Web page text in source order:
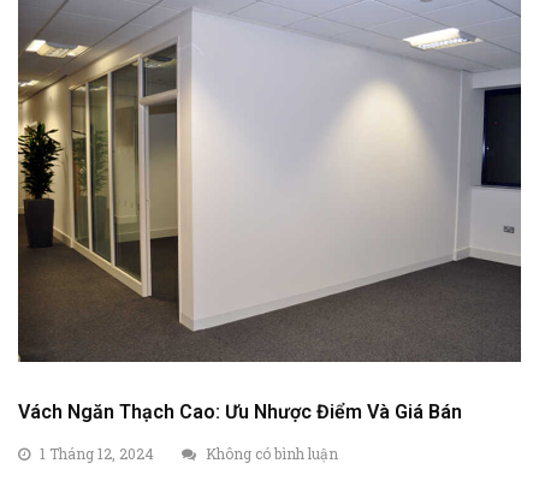
Vách Ngăn Thạch Cao: Ưu Nhược Điểm Và Giá Bán
1 Tháng 12, 2024 Không có bình luận